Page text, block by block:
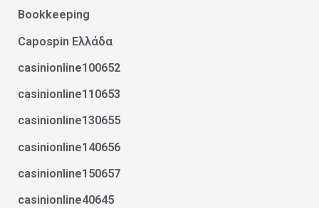
Bookkeeping
Capospin Ελλάδα
casinionline100652
casinionline110653
casinionline130655
casinionline140656
casinionline150657
casinionline40645